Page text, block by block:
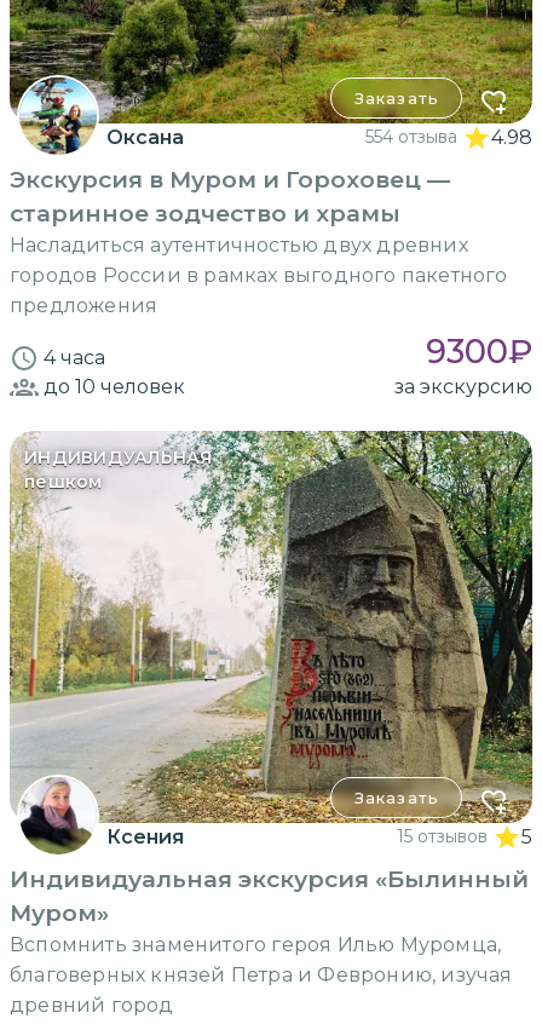
Заказать
Оксана 554 отзыва 4.98
Экскурсия в Муром и Гороховец —
старинное зодчество и храмы
Насладиться аутентичностью двух древних
городов России в рамках выгодного пакетного
предложения
4 часа 9300₽
до 10 человек за экскурсию
ИНДИВИДУАЛЬНАЯ
пешком
Заказать
Ксения 15 отзывов 5
Индивидуальная экскурсия «Былинный
Муром»
Вспомнить знаменитого героя Илью Муромца,
благоверных князей Петра и Февронию, изучая
древний город